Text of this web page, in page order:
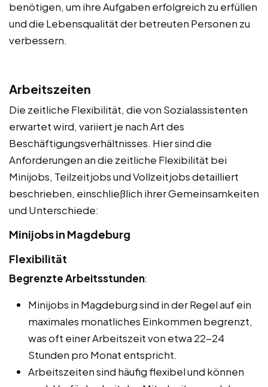
benötigen, um ihre Aufgaben erfolgreich zu erfüllen
und die Lebensqualität der betreuten Personen zu
verbessern.
Arbeitszeiten
Die zeitliche Flexibilität, die von Sozialassistenten
erwartet wird, variiert je nach Art des
Beschäftigungsverhältnisses. Hier sind die
Anforderungen an die zeitliche Flexibilität bei
Minijobs, Teilzeitjobs und Vollzeitjobs detailliert
beschrieben, einschließlich ihrer Gemeinsamkeiten
und Unterschiede:
Minijobs in Magdeburg
Flexibilität
Begrenzte Arbeitsstunden:
Minijobs in Magdeburg sind in der Regel auf ein
maximales monatliches Einkommen begrenzt,
was oft einer Arbeitszeit von etwa 22-24
Stunden pro Monat entspricht.
Arbeitszeiten sind häufig flexibel und können